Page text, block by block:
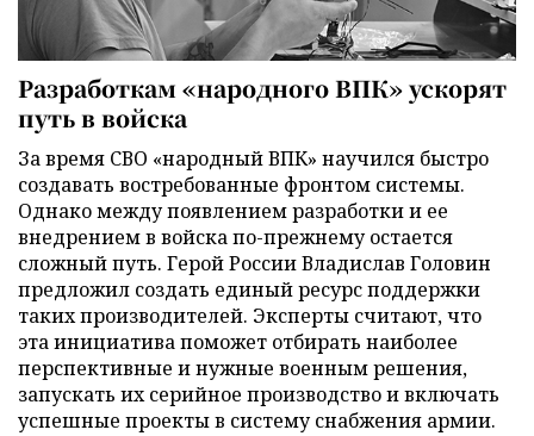
Разработкам «народного ВПК» ускорят
путь в войска
За время СВО «народный ВПК» научился быстро
создавать востребованные фронтом системы.
Однако между появлением разработки и ее
внедрением в войска по-прежнему остается
сложный путь. Герой России Владислав Головин
предложил создать единый ресурс поддержки
таких производителей. Эксперты считают, что
эта инициатива поможет отбирать наиболее
перспективные и нужные военным решения,
запускать их серийное производство и включать
успешные проекты в систему снабжения армии.